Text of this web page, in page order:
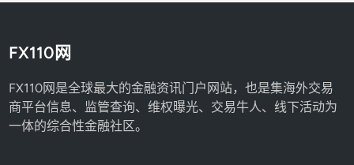
FX110网
FX110网是全球最大的金融资讯门户网站，也是集海外交易
商平台信息、监管查询、维权曝光、交易牛人、线下活动为
一体的综合性金融社区。